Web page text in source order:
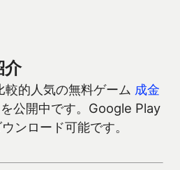
介
的人気の無料ゲーム 成金
を公開中です。Google Play
ンロード可能です。